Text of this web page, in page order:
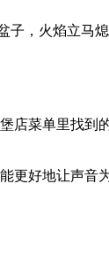
子，火焰立马
店菜单里找到
更好地让声音